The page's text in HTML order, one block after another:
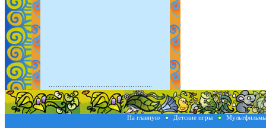
На главную Детские игры Мультфильмы